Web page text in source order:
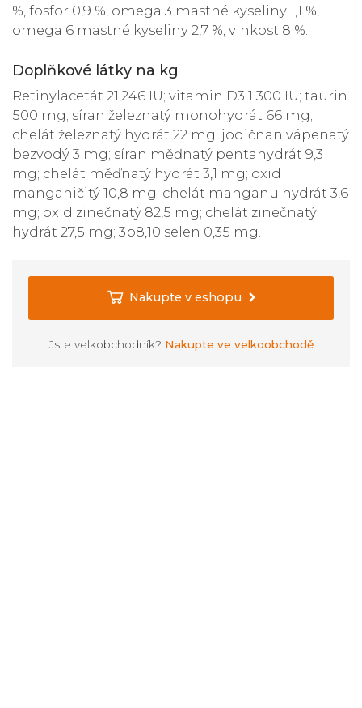
%, fosfor 0,9 %, omega 3 mastné kyseliny 1,1 %,
omega 6 mastné kyseliny 2,7 %, vlhkost 8 %.
Doplňkové látky na kg
Retinylacetát 21,246 IU; vitamin D3 1 300 IU; taurin
500 mg; síran železnatý monohydrát 66 mg;
chelát železnatý hydrát 22 mg; jodičnan vápenatý
bezvodý 3 mg; síran měďnatý pentahydrát 9,3
mg; chelát měďnatý hydrát 3,1 mg; oxid
manganičitý 10,8 mg; chelát manganu hydrát 3,6
mg; oxid zinečnatý 82,5 mg; chelát zinečnatý
hydrát 27,5 mg; 3b8,10 selen 0,35 mg.
Nakupte v eshopu
Jste velkobchodník? Nakupte ve velkoobchodě